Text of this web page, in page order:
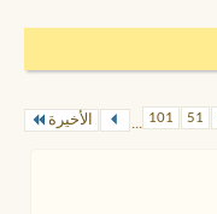
51
101
... الأخيرة